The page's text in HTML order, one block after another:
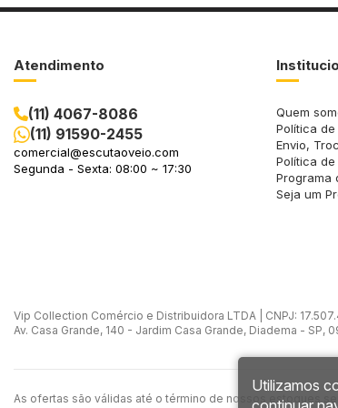
Atendimento
(11) 4067-8086
(11) 91590-2455
comercial@escutaoveio.com
Segunda - Sexta: 08:00 ~ 17:30
Quem
Política de
Envio,
Política
Programa
Seja um
Vip Collection Comércio e Distribuidora LTDA | CNPJ:
Av. Casa Grande, 140 - Jardim Casa Grande, Diadema - SP,
As ofertas são válidas até o término de nossos estoques
Utilizamos